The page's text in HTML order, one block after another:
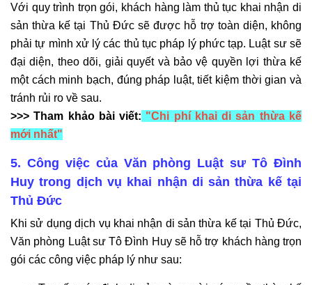
Với quy trình trọn gói, khách hàng làm thủ tục khai nhận di
sản thừa kế tại Thủ Đức sẽ được hỗ trợ toàn diện, không
phải tự mình xử lý các thủ tục pháp lý phức tạp. Luật sư sẽ
đại diện, theo dõi, giải quyết và bảo vệ quyền lợi thừa kế
một cách minh bạch, đúng pháp luật, tiết kiệm thời gian và
tránh rủi ro về sau.
>>> Tham khảo bài viết: "Chi phí khai di sản thừa kế
mới nhất"
5. Công việc của Văn phòng Luật sư Tô Đình
Huy trong dịch vụ khai nhận di sản thừa kế tại
Thủ Đức
Khi sử dụng dịch vụ khai nhận di sản thừa kế tại Thủ Đức,
Văn phòng Luật sư Tô Đình Huy sẽ hỗ trợ khách hàng trọn
gói các công việc pháp lý như sau: